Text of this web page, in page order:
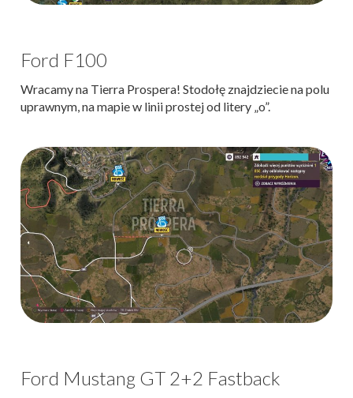
Ford F100
Wracamy na Tierra Prospera! Stodołę znajdziecie na polu
uprawnym, na mapie w linii prostej od litery „o”.
Ford Mustang GT 2+2 Fastback